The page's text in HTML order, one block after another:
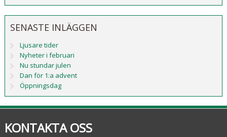
SENASTE INLÄGGEN
Ljusare tider
Nyheter i februari
Nu stundar julen
Dan för 1:a advent
Öppningsdag
KONTAKTA OSS